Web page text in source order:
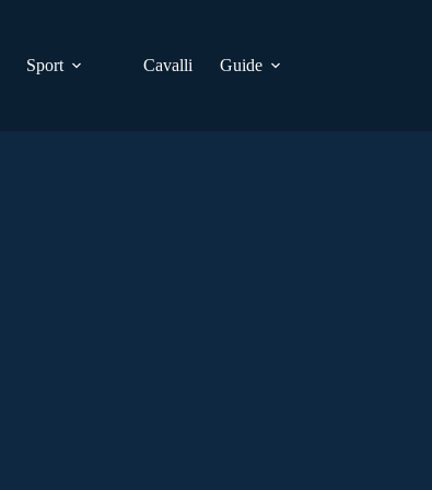
Sport Cavalli Guide